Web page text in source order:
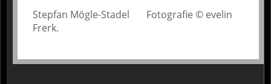
Stepfan Mögle-Stadel Fotografie © evelin
Frerk.